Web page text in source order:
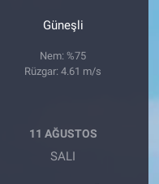
Güneşli
Nem: %75
Rüzgar: 4.61 m/s
11 AĞUSTOS
SALI